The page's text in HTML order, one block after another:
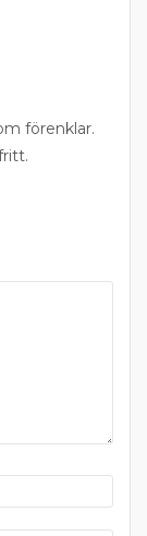
förenklar.